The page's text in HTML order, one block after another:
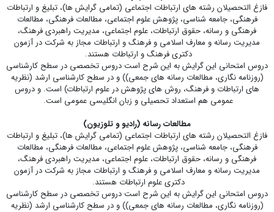
فازغ التحصیلان رشته های ارتباطات اجتماعی (تمامی گرایش ها)، تبلیغ و ارتباطات
فرهنگی، جامعه شناسی، پژوهش علوم اجتماعی، مطالعات فرهنگی، مطالعات
فرهنگی و رسانه، حقوق ارتباطات، علوم اجتماعی، مدیریت راهبردی فرهنگ،
مدیریت رسانه و معارف اسلامی و فرهنگ و ارتباطات مجاز به شرکت در آزمون
دکتری فرهنگ و ارتباطات هستند.
دروس امتحانی این گرایش به این شرح است دروس تخصصی در سطح کارشناسی
(روزنامه نگاری، مطالعات رسانه های جمعی)) و در سطح کارشناسی ارشد (نظریه
های ارتباطات و فرهنگ، روش های پژوهش در علوم ارتباطات) است. و دروس
عمومی هم استعداد تحصیلی و زبان انگلیسی عمومی است.
مطالعات رسانه (رادیو و تلوزیون)
فازغ التحصیلان رشته های ارتباطات اجتماعی (تمامی گرایش ها)، تبلیغ و ارتباطات
فرهنگی، جامعه شناسی، پژوهش علوم اجتماعی، مطالعات فرهنگی، مطالعات
فرهنگی و رسانه، حقوق ارتباطات، علوم اجتماعی، مدیریت راهبردی فرهنگ،
مدیریت رسانه و معارف اسلامی و فرهنگ و ارتباطات مجاز به شرکت در آزمون
دکتری علوم ارتباطات هستند.
دروس امتحانی این گرایش به این شرح است دروس تخصصی در سطح کارشناسی
(روزنامه نگاری، مطالعات رسانه های جمعی)) و در سطح کارشناسی ارشد (نظریه